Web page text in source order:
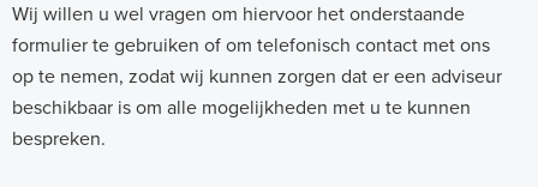
v
e
r
w
Wij willen u wel vragen om hiervoor het onderstaande
formulier te gebruiken of om telefonisch contact met ons
op te nemen, zodat wij kunnen zorgen dat er een adviseur
beschikbaar is om alle mogelijkheden met u te kunnen
bespreken.